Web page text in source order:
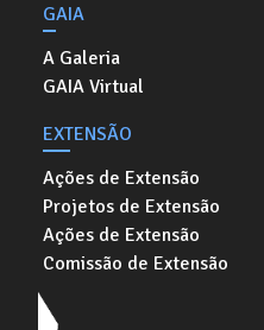
GAIA
A Galeria
GAIA Virtual
EXTENSÃO
Ações de Extensão
Projetos de Extensão
Ações de Extensão
Comissão de Extensão